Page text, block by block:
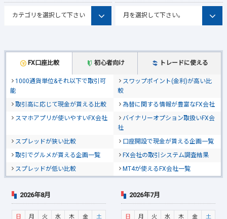
FX口座比較 初心者向け トレードに使える
1000通貨単位&それ以下で取引可
能
スワップポイント(金利)が高い比
較
取引高に応じて現金が貰える比較
為替に関する情報が豊富なFX会社
スマホアプリが使いやすいFX会社
バイナリーオプション取扱いFX会
社
スプレッドが狭い比較
口座開設で現金が貰える企画一覧
取引でグルメが貰える企画一覧
FX会社の取引システム調査結果
スプレッドが低い比較
MT4が使えるFX会社一覧
2026年8月
日 月 火 水 木 金 土
2026年7月
日 月 火 水 木 金 土